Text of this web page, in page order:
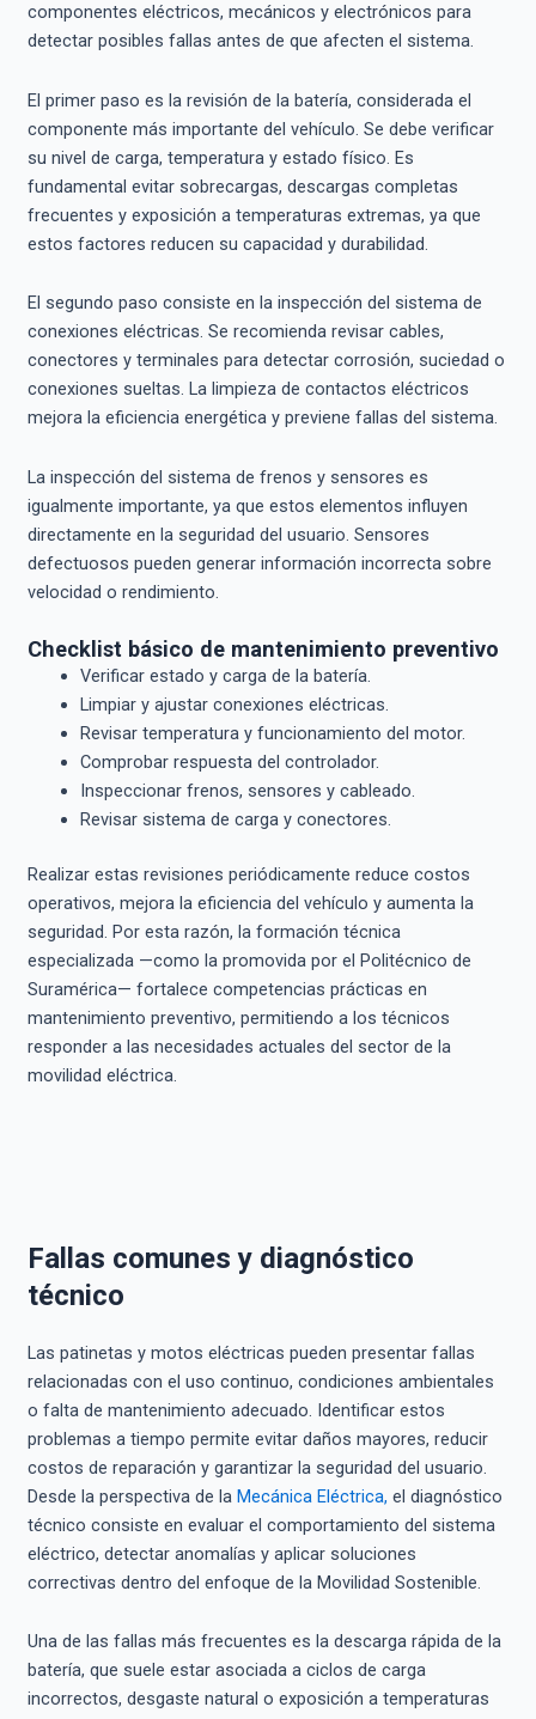
componentes eléctricos, mecánicos y electrónicos para
detectar posibles fallas antes de que afecten el sistema.
El primer paso es la revisión de la batería, considerada el
componente más importante del vehículo. Se debe verificar
su nivel de carga, temperatura y estado físico. Es
fundamental evitar sobrecargas, descargas completas
frecuentes y exposición a temperaturas extremas, ya que
estos factores reducen su capacidad y durabilidad.
El segundo paso consiste en la inspección del sistema de
conexiones eléctricas. Se recomienda revisar cables,
conectores y terminales para detectar corrosión, suciedad o
conexiones sueltas. La limpieza de contactos eléctricos
mejora la eficiencia energética y previene fallas del sistema.
La inspección del sistema de frenos y sensores es
igualmente importante, ya que estos elementos influyen
directamente en la seguridad del usuario. Sensores
defectuosos pueden generar información incorrecta sobre
velocidad o rendimiento.
Checklist básico de mantenimiento preventivo
Verificar estado y carga de la batería.
Limpiar y ajustar conexiones eléctricas.
Revisar temperatura y funcionamiento del motor.
Comprobar respuesta del controlador.
Inspeccionar frenos, sensores y cableado.
Revisar sistema de carga y conectores.
Realizar estas revisiones periódicamente reduce costos
operativos, mejora la eficiencia del vehículo y aumenta la
seguridad. Por esta razón, la formación técnica
especializada —como la promovida por el Politécnico de
Suramérica— fortalece competencias prácticas en
mantenimiento preventivo, permitiendo a los técnicos
responder a las necesidades actuales del sector de la
movilidad eléctrica.
Fallas comunes y diagnóstico
técnico
Las patinetas y motos eléctricas pueden presentar fallas
relacionadas con el uso continuo, condiciones ambientales
o falta de mantenimiento adecuado. Identificar estos
problemas a tiempo permite evitar daños mayores, reducir
costos de reparación y garantizar la seguridad del usuario.
Desde la perspectiva de la Mecánica Eléctrica, el diagnóstico
técnico consiste en evaluar el comportamiento del sistema
eléctrico, detectar anomalías y aplicar soluciones
correctivas dentro del enfoque de la Movilidad Sostenible.
Una de las fallas más frecuentes es la descarga rápida de la
batería, que suele estar asociada a ciclos de carga
incorrectos, desgaste natural o exposición a temperaturas